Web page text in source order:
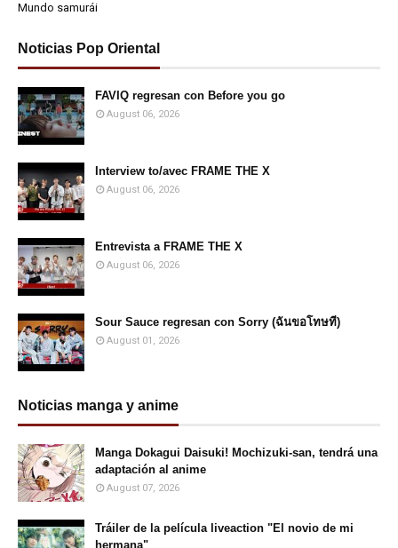
Mundo samurái
Noticias Pop Oriental
FAVIQ regresan con Before you go
August 06, 2026
Interview to/avec FRAME THE X
August 06, 2026
Entrevista a FRAME THE X
August 06, 2026
Sour Sauce regresan con Sorry (ฉันขอโทษที)
August 01, 2026
Noticias manga y anime
Manga Dokagui Daisuki! Mochizuki-san, tendrá una
adaptación al anime
August 07, 2026
Tráiler de la película liveaction "El novio de mi
hermana"